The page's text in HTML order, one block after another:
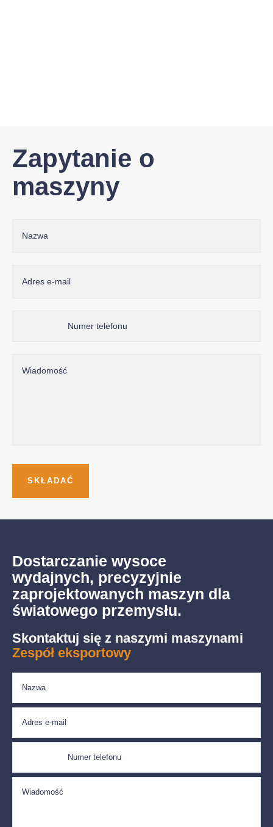
Zapytanie o
maszyny
Dostarczanie wysoce
wydajnych, precyzyjnie
zaprojektowanych maszyn dla
światowego przemysłu.
Skontaktuj się z naszymi maszynami
Zespół eksportowy